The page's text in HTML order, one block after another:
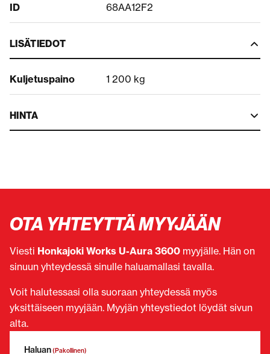
ID 68AA12F2
LISÄTIEDOT
Kuljetuspaino 1 200 kg
HINTA
OTA YHTEYTTÄ MYYJÄÄN
Viesti Honkajoki Works U-Aura 3600 myyjälle. Hän on
sinuun yhteydessä sinulle haluamallasi tavalla.
Voit halutessasi olla suoraan yhteydessä myös
yksittäiseen myyjään. Myyjän yhteystiedot löydät sivun
alta.
Haluan(Pakollinen)